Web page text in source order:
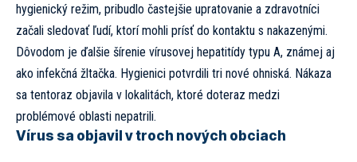
hygienický režim, pribudlo častejšie upratovanie a zdravotníci
začali sledovať ľudí, ktorí mohli prísť do kontaktu s nakazenými.
Dôvodom je ďalšie šírenie vírusovej hepatitídy typu A, známej aj
ako infekčná žltačka. Hygienici potvrdili tri nové ohniská. Nákaza
sa tentoraz objavila v lokalitách, ktoré doteraz medzi
problémové oblasti nepatrili.
Vírus sa objavil v troch nových obciach